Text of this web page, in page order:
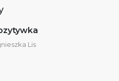
Lis